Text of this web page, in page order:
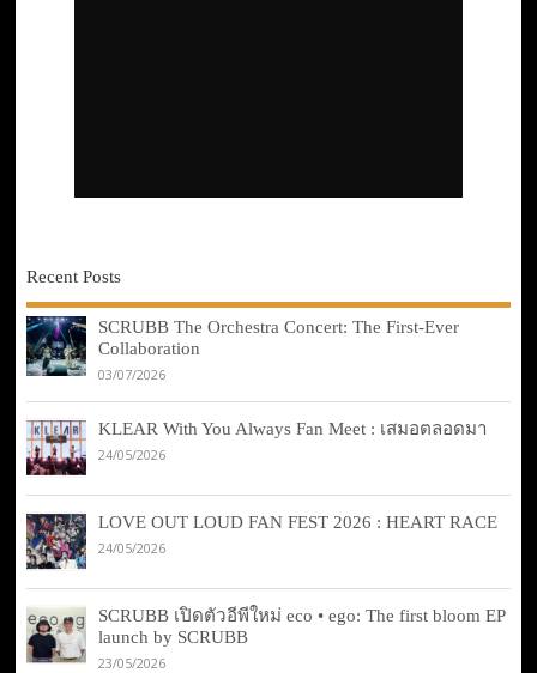
Recent Posts
SCRUBB The Orchestra Concert: The First-Ever
Collaboration
03/07/2026
KLEAR With You Always Fan Meet : เสมอตลอดมา
24/05/2026
LOVE OUT LOUD FAN FEST 2026 : HEART RACE
24/05/2026
SCRUBB เปิดตัวอีพีใหม่ eco • ego: The first bloom EP
launch by SCRUBB
23/05/2026